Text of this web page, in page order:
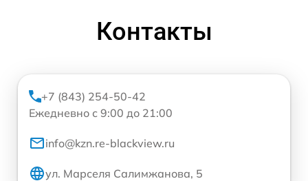
Контакты
+7 (843) 254-50-42
Ежедневно с 9:00 до 21:00
info@kzn.re-blackview.ru
ул. Марселя Салимжанова, 5